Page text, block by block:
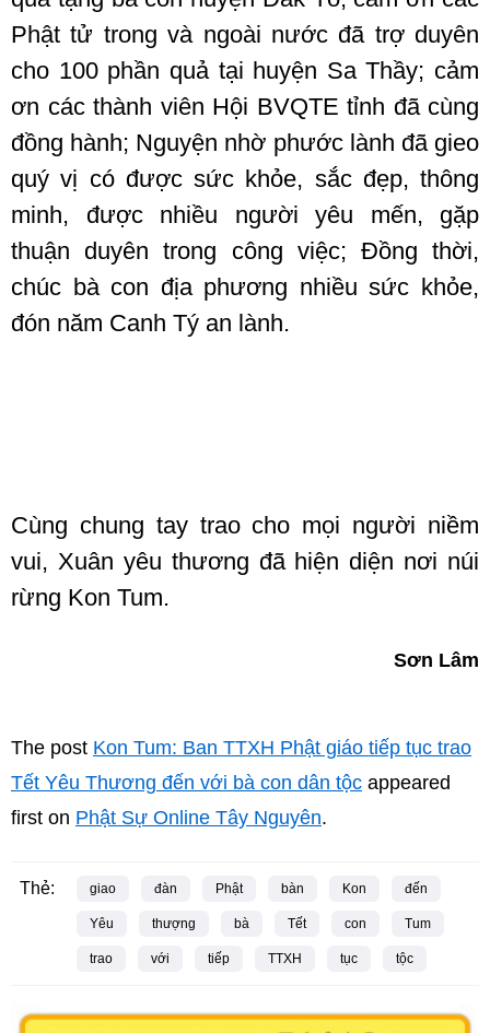
Phật tử trong và ngoài nước đã trợ duyên
cho 100 phần quả tại huyện Sa Thầy; cảm
ơn các thành viên Hội BVQTE tỉnh đã cùng
đồng hành; Nguyện nhờ phước lành đã gieo
quý vị có được sức khỏe, sắc đẹp, thông
minh, được nhiều người yêu mến, gặp
thuận duyên trong công việc; Đồng thời,
chúc bà con địa phương nhiều sức khỏe,
đón năm Canh Tý an lành.
Cùng chung tay trao cho mọi người niềm
vui, Xuân yêu thương đã hiện diện nơi núi
rừng Kon Tum.
Sơn Lâm
The post Kon Tum: Ban TTXH Phật giáo tiếp tục trao
Tết Yêu Thương đến với bà con dân tộc appeared
first on Phật Sự Online Tây Nguyên.
Thẻ: giao đàn Phật bàn Kon đến
Yêu thượng bà Tết con Tum
trao với tiếp TTXH tục tộc